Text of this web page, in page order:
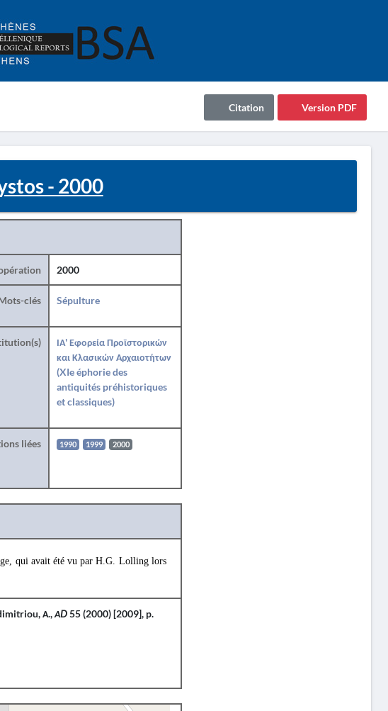
Version PDF
Citation
- 2000
2000
clés Sépulture
ΙΑ' Εφορεία Προϊστορικών
και Κλασικών Αρχαιοτήτων
(XIe éphorie des
antiquités préhistoriques
et classiques)
liées 1990 1999 2000
qui avait été vu par H.G. Lolling lors
Α.,ΑD55 (2000) [2009], p.